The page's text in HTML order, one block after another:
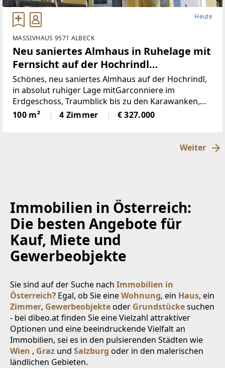
Heute
MASSIVHAUS 9571 ALBECK
Neu saniertes Almhaus in Ruhelage mit
Fernsicht auf der Hochrindl
(Provisionsfrei)
Schönes, neu saniertes Almhaus auf der Hochrindl,
in absolut ruhiger Lage mitGarconniere im
Erdgeschoss, Traumblick bis zu den Karawanken,
Sonnenlage, hierscheint den ganzen Tag die Sonne,
über der Nebelgrenze, in 1600m Seehöhegelegen,
100 m² 4 Zimmer € 327.000
Weiter
Immobilien in Österreich:
Die besten Angebote für
Kauf, Miete und
Gewerbeobjekte
Sie sind auf der Suche nach Immobilien in
Österreich? Egal, ob Sie eineWohnung, ein Haus, ein
Zimmer, Gewerbeobjekteoder Grundstückesuchen
- bei dibeo.at finden Sie eine Vielzahl attraktiver
Optionen und eine beeindruckende Vielfalt an
Immobilien, sei es in den pulsierenden Städten wie
Wien , Graz und Salzburg oder in den malerischen
ländlichen Gebieten.